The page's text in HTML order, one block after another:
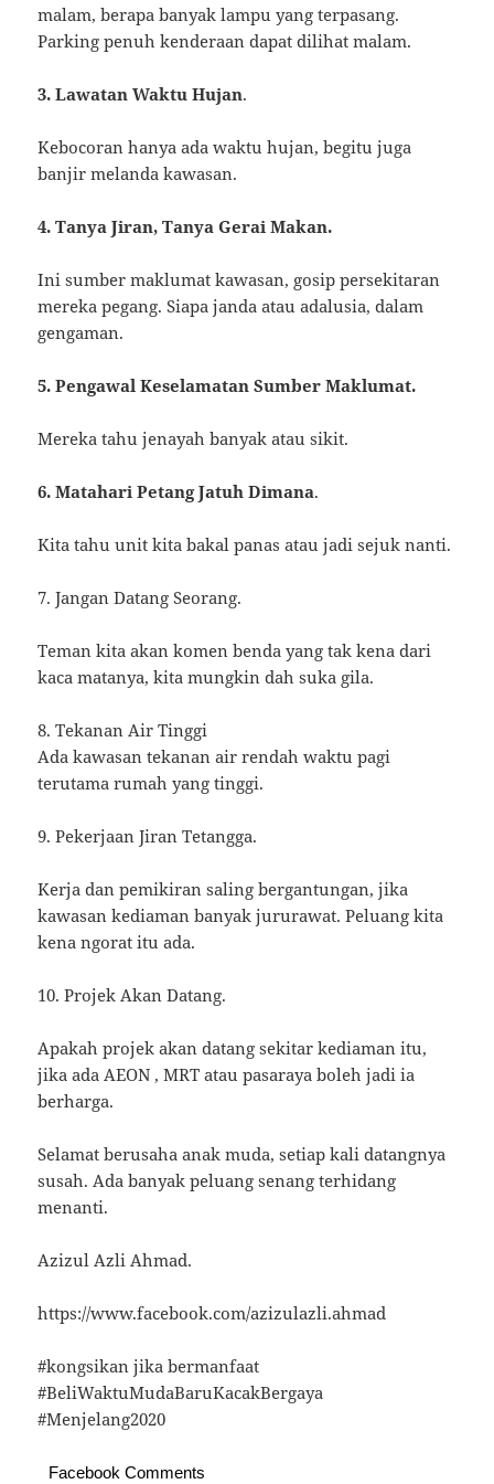
malam, berapa banyak lampu yang terpasang.
Parking penuh kenderaan dapat dilihat malam.
3. Lawatan Waktu Hujan.
Kebocoran hanya ada waktu hujan, begitu juga
banjir melanda kawasan.
4. Tanya Jiran, Tanya Gerai Makan.
Ini sumber maklumat kawasan, gosip persekitaran
mereka pegang. Siapa janda atau adalusia, dalam
gengaman.
5. Pengawal Keselamatan Sumber Maklumat.
Mereka tahu jenayah banyak atau sikit.
6. Matahari Petang Jatuh Dimana.
Kita tahu unit kita bakal panas atau jadi sejuk nanti.
7. Jangan Datang Seorang.
Teman kita akan komen benda yang tak kena dari
kaca matanya, kita mungkin dah suka gila.
8. Tekanan Air Tinggi
Ada kawasan tekanan air rendah waktu pagi
terutama rumah yang tinggi.
9. Pekerjaan Jiran Tetangga.
Kerja dan pemikiran saling bergantungan, jika
kawasan kediaman banyak jururawat. Peluang kita
kena ngorat itu ada.
10. Projek Akan Datang.
Apakah projek akan datang sekitar kediaman itu,
jika ada AEON , MRT atau pasaraya boleh jadi ia
berharga.
Selamat berusaha anak muda, setiap kali datangnya
susah. Ada banyak peluang senang terhidang
menanti.
Azizul Azli Ahmad.
https://www.facebook.com/azizulazli.ahmad
#kongsikan jika bermanfaat
#BeliWaktuMudaBaruKacakBergaya
#Menjelang2020
Facebook Comments